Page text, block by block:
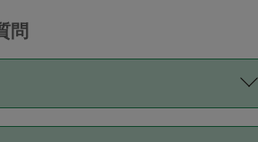
問
したい場合は、延長機能をご利用くださ